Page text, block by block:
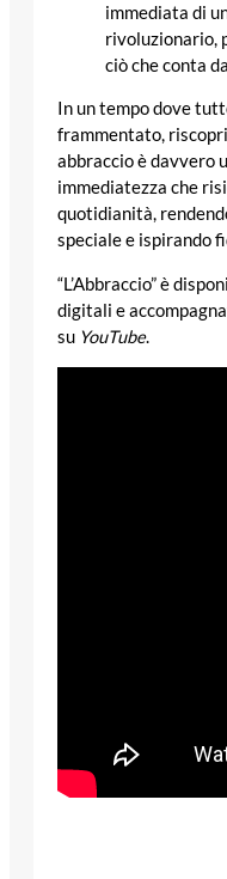
immediata di
rivoluzionario,
ciò che conta
In un tempo dove
frammentato,
abbraccio è davvero
immediatezza che
quotidianità,
speciale e ispirando
“L’Abbraccio” è
digitali e
su YouTube.